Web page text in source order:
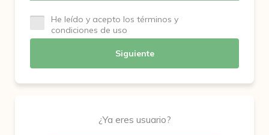
He leído y acepto los términos y
condiciones de uso
Siguiente
¿Ya eres usuario?